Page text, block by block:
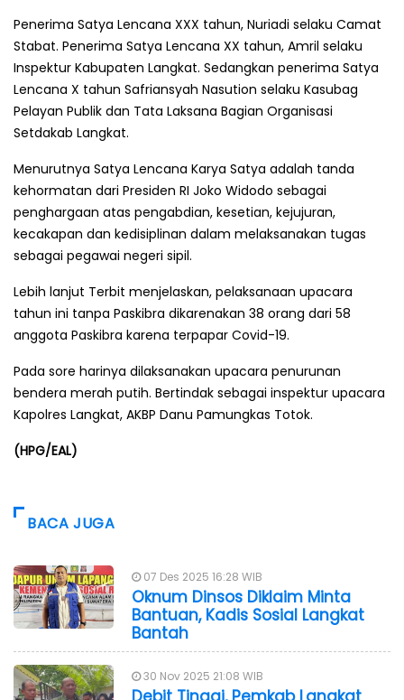
Penerima Satya Lencana XXX tahun, Nuriadi selaku Camat
Stabat. Penerima Satya Lencana XX tahun, Amril selaku
Inspektur Kabupaten Langkat. Sedangkan penerima Satya
Lencana X tahun Safriansyah Nasution selaku Kasubag
Pelayan Publik dan Tata Laksana Bagian Organisasi
Setdakab Langkat.
Menurutnya Satya Lencana Karya Satya adalah tanda
kehormatan dari Presiden RI Joko Widodo sebagai
penghargaan atas pengabdian, kesetian, kejujuran,
kecakapan dan kedisiplinan dalam melaksanakan tugas
sebagai pegawai negeri sipil.
Lebih lanjut Terbit menjelaskan, pelaksanaan upacara
tahun ini tanpa Paskibra dikarenakan 38 orang dari 58
anggota Paskibra karena terpapar Covid-19.
Pada sore harinya dilaksanakan upacara penurunan
bendera merah putih. Bertindak sebagai inspektur upacara
Kapolres Langkat, AKBP Danu Pamungkas Totok.
(HPG/EAL)
BACA JUGA
07 Des 2025 16:28 WIB
Oknum Dinsos Diklaim Minta
Bantuan, Kadis Sosial Langkat
Bantah
30 Nov 2025 21:08 WIB